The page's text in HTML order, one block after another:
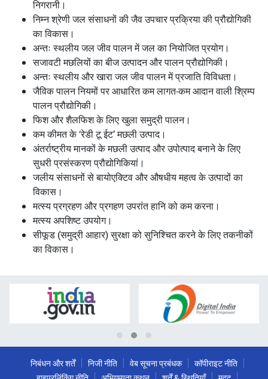
निगरानी।
निम्न श्रेणी जल संसाधनों की जैव उपचार प्रक्रिया की प्रौद्योगिकी
का विकास।
अन्तः स्थलीय जल जीव पालन में जल का नियोजित प्रयोग।
सजावटी मछलियों का बीज उत्पादन और पालन प्रौद्योगिकी।
अन्तः स्थलीय और खारा जल जीव पालन में प्रजाति विविधता।
जैविक पालन नियमों पर आधारित कम लागत-कम आदान वाली श्रिम्प
पालन प्रौद्योगिकी।
फिश और शैलफिश के लिए खुला समुद्री पालन।
कम कीमत के ‘रेडी टू ईट’ मछली उत्पाद।
अंतर्राष्ट्रीय मानकों के मछली उत्पाद और उपोत्पाद बनाने के लिए
सुधरी प्रसंस्करण प्रौद्योगिकियां।
जलीय संसाधनों से बायोएक्टिव और औषधीय महत्व के उत्पादों का
विकास।
मत्स्य प्रग्रहण और प्रगहण उपरांत हानि को कम करना।
मत्स्य अपशिष्ट उपयोग।
सीफूड (समुद्री आहार) सुरक्षा को सुनिश्चित करने के लिए तकनीकों
का विकास।
निबंधन और शर्तें निजी नीति वेब सूचना प्रबंधक
कॉपीराइट नीति